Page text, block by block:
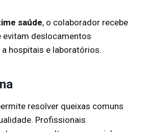
saúde, o colaborador recebe
evitam deslocamentos
hospitais e laboratórios.
resolver queixas comuns
Profissionais